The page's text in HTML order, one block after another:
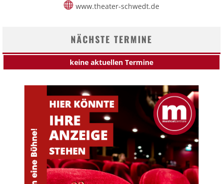
www.theater-schwedt.de
NÄCHSTE TERMINE
keine aktuellen Termine